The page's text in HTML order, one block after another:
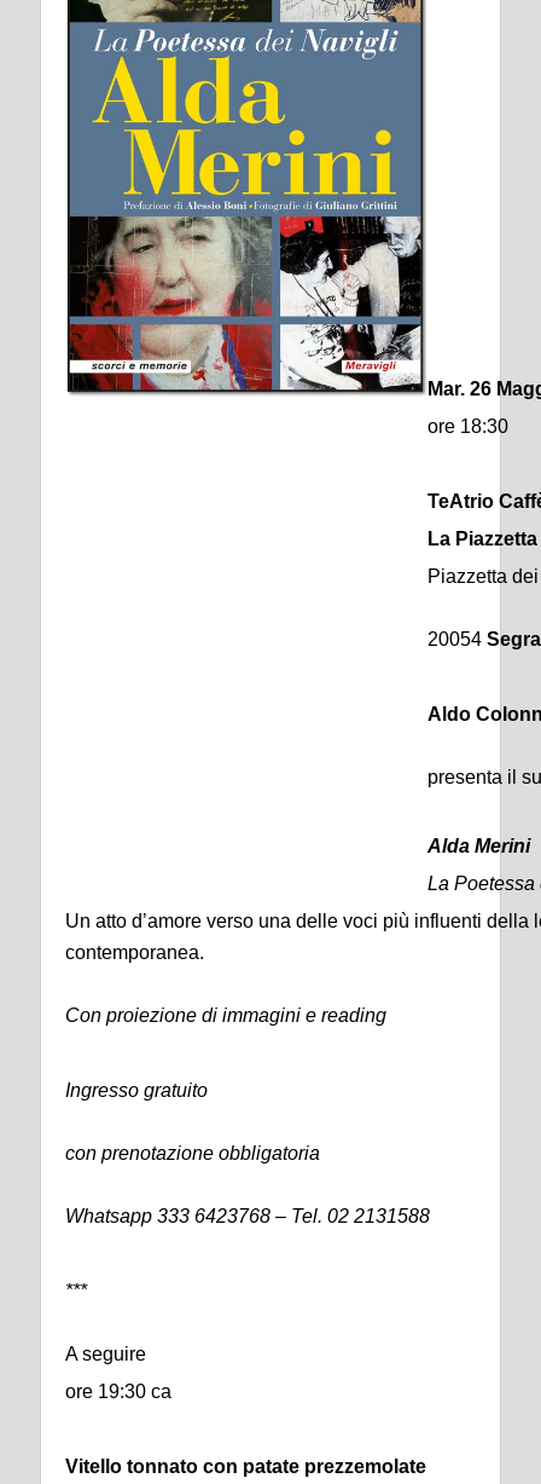
Mar. 26
ore 18:30
TeAtrio
La Piazzetta
Piazzetta
20054
Aldo
presenta il
Alda Merini
La Poetessa
Un atto d’amore verso una delle voci più influenti della
contemporanea.
Con proiezione di immagini e reading
Ingresso gratuito
con prenotazione obbligatoria
Whatsapp 333 6423768 – Tel. 02 2131588
***
A seguire
ore 19:30 ca
Vitello tonnato con patate prezzemolate